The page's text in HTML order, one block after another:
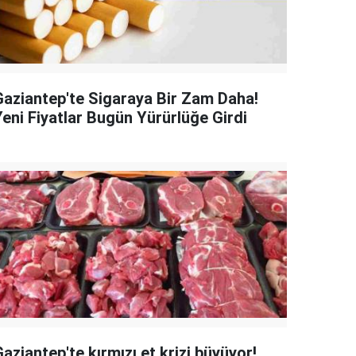
Sigaraya Bir Zam Daha!
Fiyatlar Bugün Yürürlüğe Girdi